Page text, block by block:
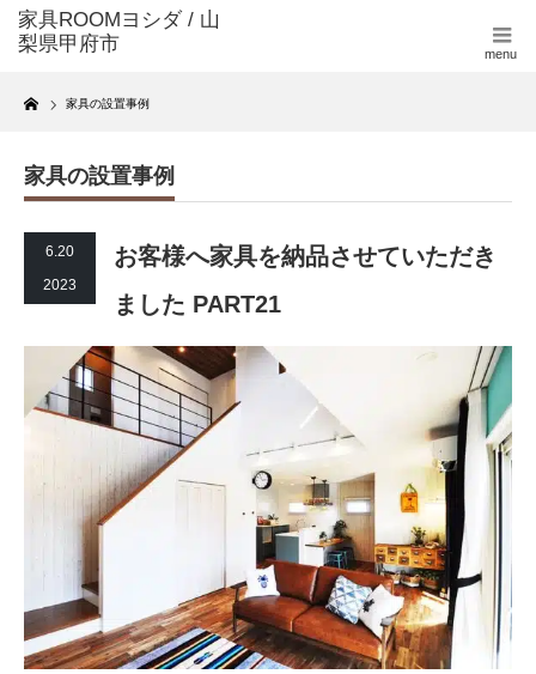
menu
Home
家具の設置事例
家具の設置事例
6.20
2023
お客様へ家具を納品させていただき
ました PART21